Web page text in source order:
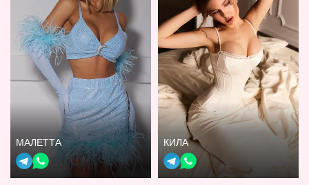
МАЛЕТТА КИЛА